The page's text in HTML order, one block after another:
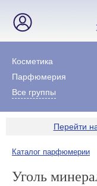
Косметика
Парфюмерия
Все группы
Перейти
Каталог парфюмерии
Уголь